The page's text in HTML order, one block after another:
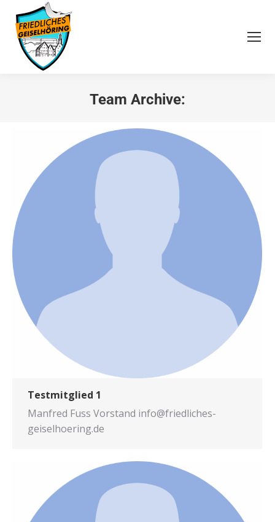
Team Archive:
Testmitglied 1
Man­fred Fuss Vor­stand info@friedliches-
geiselhoering.de